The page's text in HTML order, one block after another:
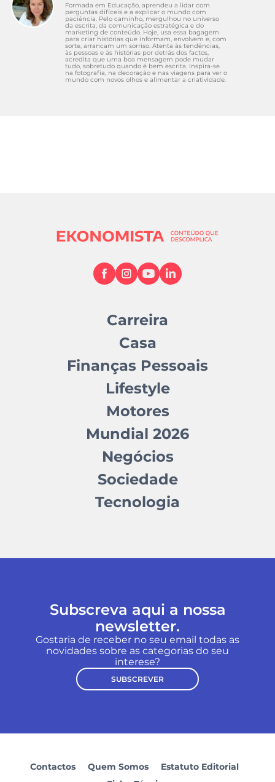
Formada em Educação, aprendeu a lidar com
perguntas difíceis e a explicar o mundo com
paciência. Pelo caminho, mergulhou no universo
da escrita, da comunicação estratégica e do
marketing de conteúdo. Hoje, usa essa bagagem
para criar histórias que informam, envolvem e, com
sorte, arrancam um sorriso. Atenta às tendências,
às pessoas e às histórias por detrás dos factos,
acredita que uma boa mensagem pode mudar
tudo, sobretudo quando é bem escrita. Inspira-se
na fotografia, na decoração e nas viagens para ver o
mundo com novos olhos e alimentar a criatividade.
Carreira
Casa
Finanças Pessoais
Lifestyle
Motores
Mundial 2026
Negócios
Sociedade
Tecnologia
Subscreva aqui a nossa
newsletter.
Gostaria de receber no seu email todas as
novidades sobre as categorias do seu
interese?
SUBSCREVER
Contactos Quem Somos
Estatuto Editorial